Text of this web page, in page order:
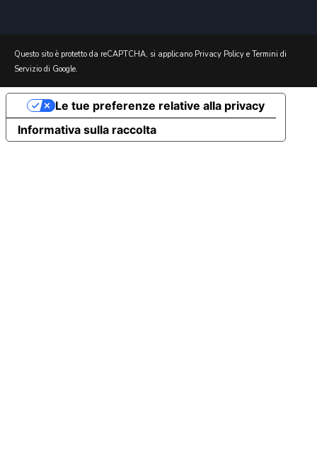
Questo sito è protetto da reCAPTCHA, si applicano Privacy Policy e Termini di
Servizio di Google.
Informativa sulla raccolta
Le tue preferenze relative alla privacy